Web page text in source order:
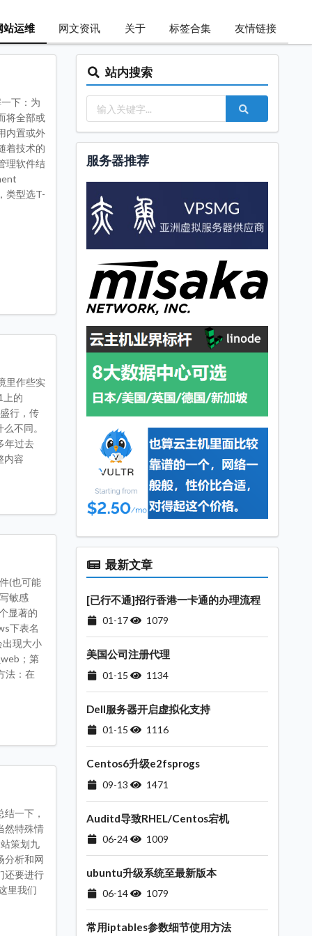
站运维 网文资讯 关于 标签合集 友情链接
下：为
将全部或
内置或外
着技术的
理软件结
类型选T-
里作些实
上的
行，传
不同。
年过去
内容
(也可能
敏感
显著的
下表名
现大小
；第
法：在
一下，
然特殊情
策划九
分析和网
还要进行
里我们
站内搜索
服务器推荐
最新文章
[已行不通]招行香港一卡通的办理流程
01-17 1079
美国公司注册代理
01-15 1134
Dell服务器开启虚拟化支持
01-15 1116
Centos6升级e2fsprogs
09-13 1471
Auditd导致RHEL/Centos宕机
06-24 1009
ubuntu升级系统至最新版本
06-14 1079
常用iptables参数细节使用方法